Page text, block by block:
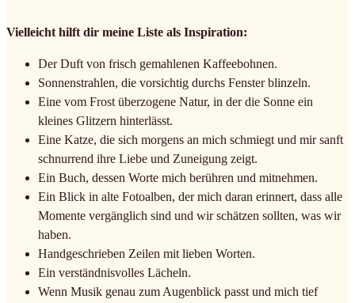
Vielleicht hilft dir meine Liste als Inspiration:
Der Duft von frisch gemahlenen Kaffeebohnen.
Sonnenstrahlen, die vorsichtig durchs Fenster blinzeln.
Eine vom Frost überzogene Natur, in der die Sonne ein
kleines Glitzern hinterlässt.
Eine Katze, die sich morgens an mich schmiegt und mir sanft
schnurrend ihre Liebe und Zuneigung zeigt.
Ein Buch, dessen Worte mich berühren und mitnehmen.
Ein Blick in alte Fotoalben, der mich daran erinnert, dass alle
Momente vergänglich sind und wir schätzen sollten, was wir
haben.
Handgeschrieben Zeilen mit lieben Worten.
Ein verständnisvolles Lächeln.
Wenn Musik genau zum Augenblick passt und mich tief